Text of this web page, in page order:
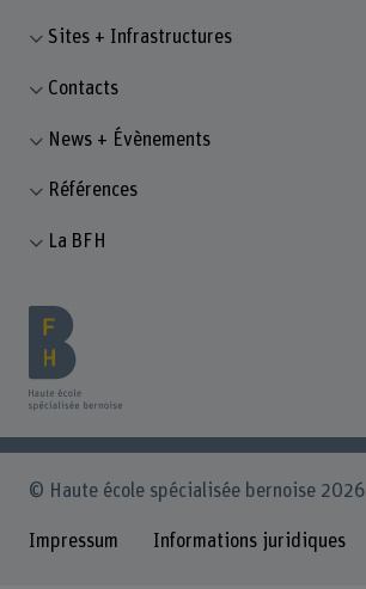
Sites + Infrastructures
Contacts
News + Évènements
Références
La BFH
© Haute école spécialisée bernoise 2026
Impressum Informations juridiques